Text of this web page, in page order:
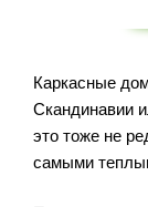
Каркасные
Скандинавии
это тоже не
самыми